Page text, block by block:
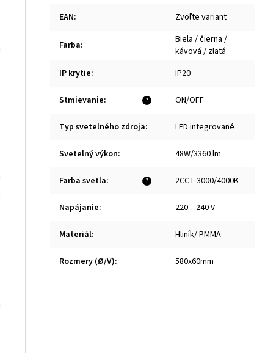
EAN: Zvoľte variant
Farba:
Biela / čierna /
kávová / zlatá
IP krytie: IP20
?
Stmievanie: ON/OFF
Typ svetelného zdroja: LED integrované
Svetelný výkon: 48W/3360 lm
?
Farba svetla: 2CCT 3000/4000K
Napájanie: 220…240 V
Materiál: Hliník/ PMMA
Rozmery (Ø/V): 580x60mm